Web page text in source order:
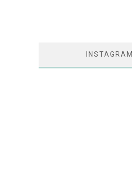
INSTAGRAM